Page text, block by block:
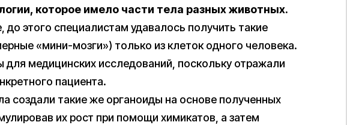
которое имело части тела разных животных.
до этого специалистам удавалось получить такие
«мини-мозги») только из клеток одного человека.
медицинских исследований, поскольку отражали
пациента.
создали такие же органоиды на основе полученных
их рост при помощи химикатов, а затем